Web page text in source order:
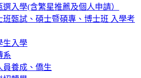
選入學(含繁星推薦及個人申請）
班甄試、碩士暨碩專、博士班 入學考
生入學
系
員養成、僑生